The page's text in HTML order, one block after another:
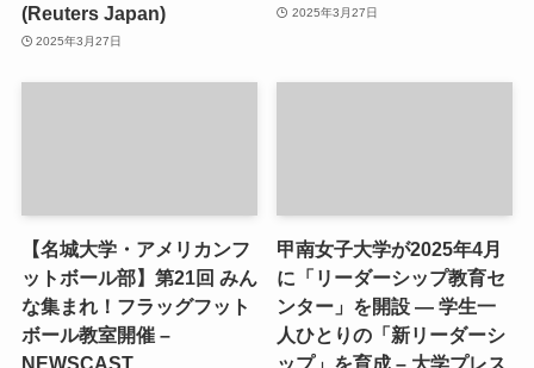
(Reuters Japan)
2025年3月27日
2025年3月27日
【名城大学・アメリカンフ
ットボール部】第21回 みん
な集まれ！フラッグフット
ボール教室開催 –
NEWSCAST
甲南女子大学が2025年4月
に「リーダーシップ教育セ
ンター」を開設 ― 学生一
人ひとりの「新リーダーシ
ップ」を育成 – 大学プレス